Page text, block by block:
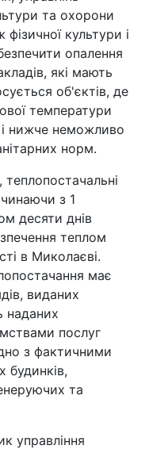
та охорони
культури і
опалення
які мають
об'єктів, де
температури
і нижче неможливо
норм.
з 1
десяти днів
теплом
в Миколаєві.
має
виданих
наданих
послуг
з фактичними
будинків,
та
управління